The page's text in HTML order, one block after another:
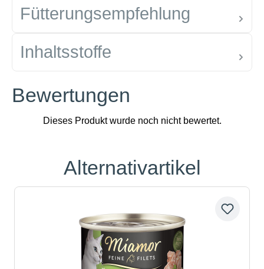
Fütterungsempfehlung
Inhaltsstoffe
Bewertungen
Produktgalerie überspringen
Alternativartikel